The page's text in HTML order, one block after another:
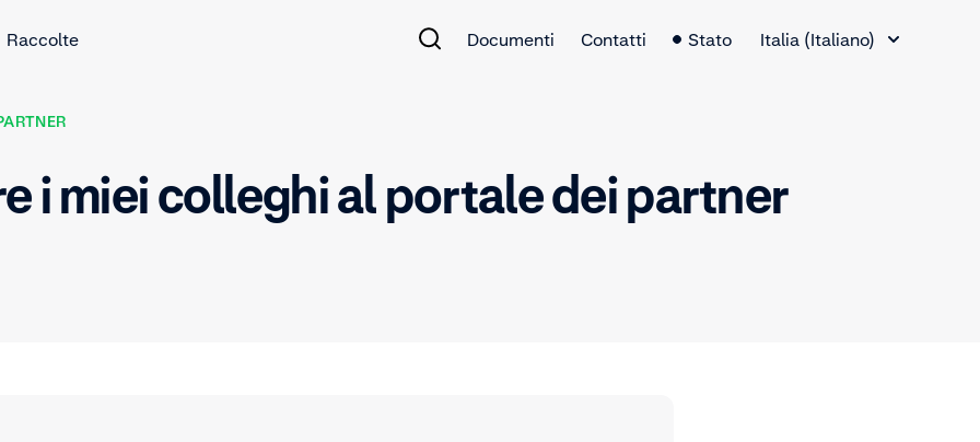
Raccolte Documenti Contatti Stato
Italia (Italiano)
i miei colleghi al portale dei partner